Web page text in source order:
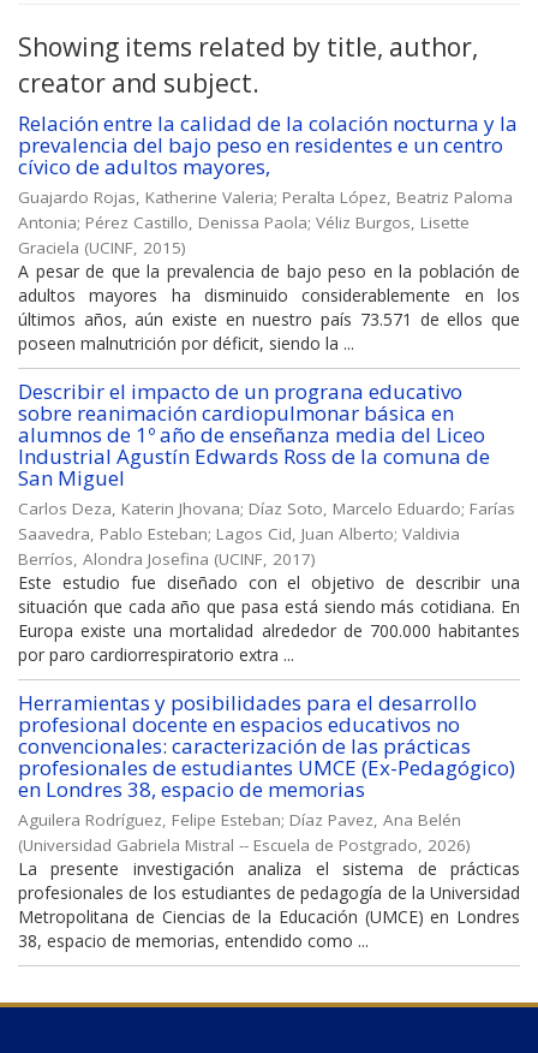
Showing items related by title, author,
creator and subject.
Relación entre la calidad de la colación nocturna y la
prevalencia del bajo peso en residentes e un centro
cívico de adultos mayores,
Guajardo Rojas, Katherine Valeria; Peralta López, Beatriz Paloma
Antonia; Pérez Castillo, Denissa Paola; Véliz Burgos, Lisette
Graciela (UCINF, 2015)
A pesar de que la prevalencia de bajo peso en la población de
adultos mayores ha disminuido considerablemente en los
últimos años, aún existe en nuestro país 73.571 de ellos que
poseen malnutrición por déficit, siendo la ...
Describir el impacto de un prograna educativo
sobre reanimación cardiopulmonar básica en
alumnos de 1º año de enseñanza media del Liceo
Industrial Agustín Edwards Ross de la comuna de
San Miguel
Carlos Deza, Katerin Jhovana; Díaz Soto, Marcelo Eduardo; Farías
Saavedra, Pablo Esteban; Lagos Cid, Juan Alberto; Valdivia
Berríos, Alondra Josefina (UCINF, 2017)
Este estudio fue diseñado con el objetivo de describir una
situación que cada año que pasa está siendo más cotidiana. En
Europa existe una mortalidad alrededor de 700.000 habitantes
por paro cardiorrespiratorio extra ...
Herramientas y posibilidades para el desarrollo
profesional docente en espacios educativos no
convencionales: caracterización de las prácticas
profesionales de estudiantes UMCE (Ex-Pedagógico)
en Londres 38, espacio de memorias
Aguilera Rodríguez, Felipe Esteban; Díaz Pavez, Ana Belén
(Universidad Gabriela Mistral -- Escuela de Postgrado, 2026)
La presente investigación analiza el sistema de prácticas
profesionales de los estudiantes de pedagogía de la Universidad
Metropolitana de Ciencias de la Educación (UMCE) en Londres
38, espacio de memorias, entendido como ...